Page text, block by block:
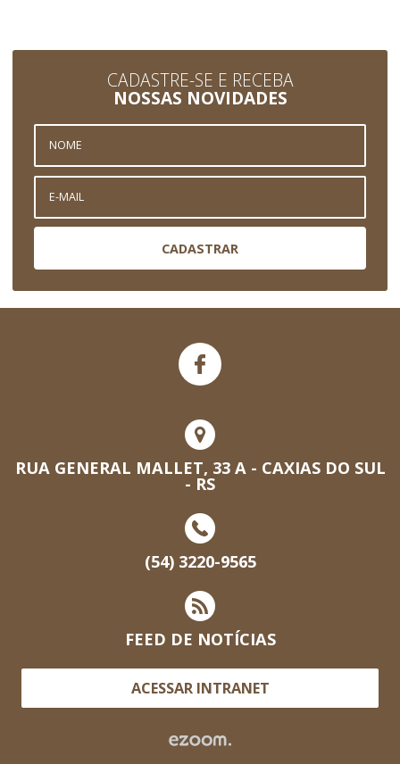
CADASTRE-SE E RECEBA
NOSSAS NOVIDADES
CADASTRAR
RUA GENERAL MALLET, 33 A - CAXIAS DO SUL
- RS
(54) 3220-9565
FEED DE NOTÍCIAS
ACESSAR INTRANET